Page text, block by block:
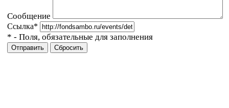
Сообщение
Ссылка*
* - Поля, обязательные для заполнения